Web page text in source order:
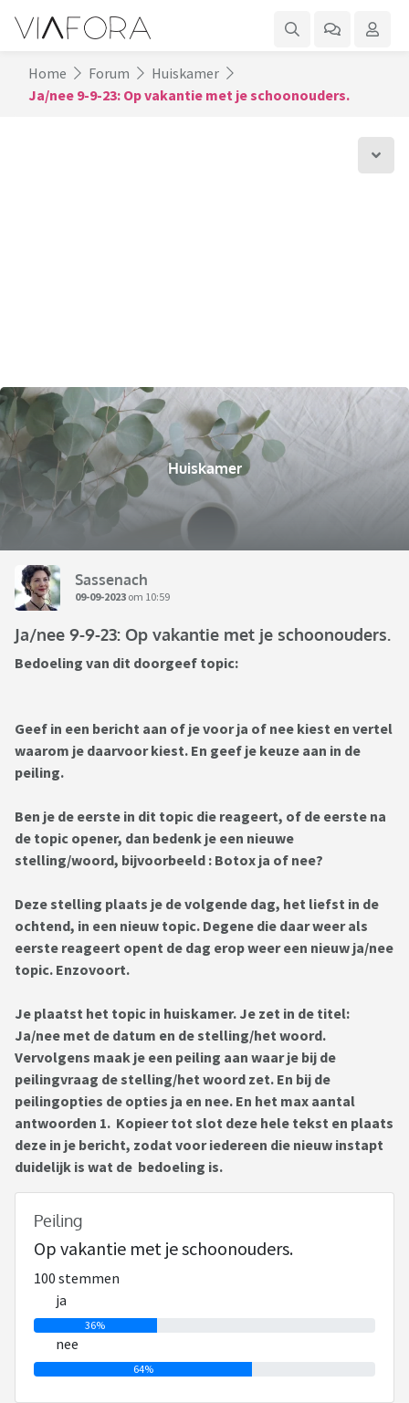
Home Forum
Huiskamer
Ja/nee 9-9-23: Op vakantie met je schoonouders.
Huiskamer
Sassenach
09-09-2023 om 10:59
Ja/nee 9-9-23: Op vakantie met je schoonouders.
Bedoeling van dit doorgeef topic:
Geef in een bericht aan of je voor ja of nee kiest en vertel
waarom je daarvoor kiest. En geef je keuze aan in de
peiling.
Ben je de eerste in dit topic die reageert, of de eerste na
de topic opener, dan bedenk je een nieuwe
stelling/woord, bijvoorbeeld : Botox ja of nee?
Deze stelling plaats je de volgende dag, het liefst in de
ochtend, in een nieuw topic. Degene die daar weer als
eerste reageert opent de dag erop weer een nieuw ja/nee
topic. Enzovoort.
Je plaatst het topic in huiskamer. Je zet in de titel:
Ja/nee met de datum en de stelling/het woord.
Vervolgens maak je een peiling aan waar je bij de
peilingvraag de stelling/het woord zet. En bij de
peilingopties de opties ja en nee. En het max aantal
antwoorden 1. Kopieer tot slot deze hele tekst en plaats
deze in je bericht, zodat voor iedereen die nieuw instapt
duidelijk is wat de bedoeling is.
Peiling
Op vakantie met je schoonouders.
100 stemmen
ja
36%
nee
64%